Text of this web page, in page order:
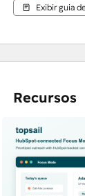
O resultado é
sistema de
Exibir guia
Recursos